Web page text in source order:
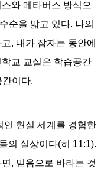
와 메타버스 방식으
순을 밟고 있다. 나의
, 내가 잠자는 동안에
학교 교실은 학습공간
간이다.
인 현실 세계를 경험한
의 실상이다(히 11:1).
, 믿음으로 바라는 것